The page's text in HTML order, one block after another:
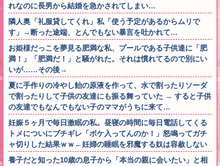
れなのに長男から結婚を急かされてしまい…
隣人奥「礼服貸してくれ」私「使う予定があるからムリで
す」→断った途端、とんでもない暴言を吐かれて…
お姫様だっこを夢見る肥満な私、プールである子供達に「肥
満！」「肥満だ！」と騒がれた。それは慣れてるので別にい
いが……その後→
夏に手作りの冷やし飴の原液を作って、水で割ったりソーダ
で割ったりして子供の友達にも振る舞っていた → すると子供
の友達でもなんでもない子のママがうちに来て…
妊娠５ヶ月で毎日激眠の私。昼寝の時間に毎日電話してくる
トメについにブチギレ「ボケ入ってんのか！」怒鳴ってガチ
ャ切りした結果ｗｗ←妊婦の睡眠を邪魔する奴は容赦しない
養子だと知った10歳の息子から「本当の親に会いたい」と相